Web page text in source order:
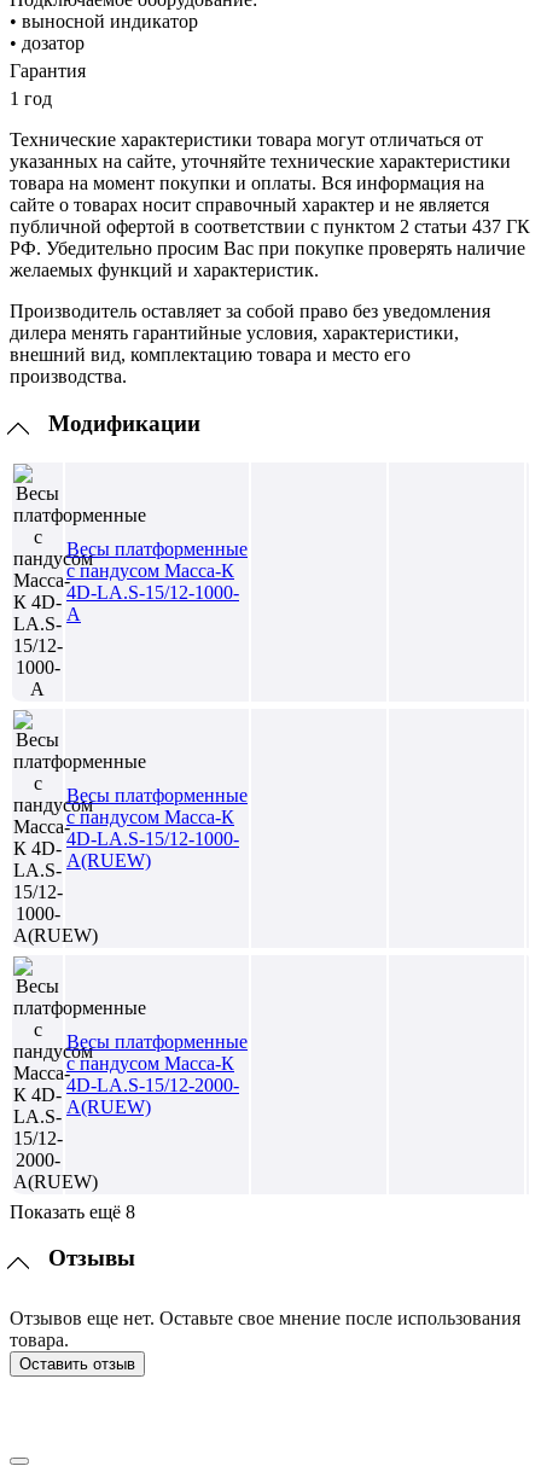
• выносной индикатор
• дозатор
Гарантия
1 год
Технические характеристики товара могут отличаться от
указанных на сайте, уточняйте технические характеристики
товара на момент покупки и оплаты. Вся информация на
сайте о товарах носит справочный характер и не является
публичной офертой в соответствии с пунктом 2 статьи 437 ГК
РФ. Убедительно просим Вас при покупке проверять наличие
желаемых функций и характеристик.
Производитель оставляет за собой право без уведомления
дилера менять гарантийные условия, характеристики,
внешний вид, комплектацию товара и место его
производства.
Модификации
Весы платформенные
с пандусом Масса-К
4D-LA.S-15/12-1000-
A
Весы платформенные
с пандусом Масса-К
4D-LA.S-15/12-1000-
A(RUEW)
Весы платформенные
с пандусом Масса-К
4D-LA.S-15/12-2000-
A(RUEW)
Показать ещё 8
Отзывы
Отзывов еще нет. Оставьте свое мнение после использования
товара.
Оставить отзыв